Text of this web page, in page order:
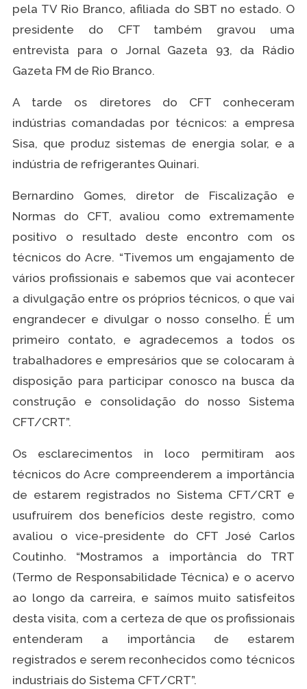
pela TV Rio Branco, afiliada do SBT no estado. O
presidente do CFT também gravou uma
entrevista para o Jornal Gazeta 93, da Rádio
Gazeta FM de Rio Branco.
A tarde os diretores do CFT conheceram
indústrias comandadas por técnicos: a empresa
Sisa, que produz sistemas de energia solar, e a
indústria de refrigerantes Quinari.
Bernardino Gomes, diretor de Fiscalização e
Normas do CFT, avaliou como extremamente
positivo o resultado deste encontro com os
técnicos do Acre. “Tivemos um engajamento de
vários profissionais e sabemos que vai acontecer
a divulgação entre os próprios técnicos, o que vai
engrandecer e divulgar o nosso conselho. É um
primeiro contato, e agradecemos a todos os
trabalhadores e empresários que se colocaram à
disposição para participar conosco na busca da
construção e consolidação do nosso Sistema
CFT/CRT”.
Os esclarecimentos in loco permitiram aos
técnicos do Acre compreenderem a importância
de estarem registrados no Sistema CFT/CRT e
usufruírem dos benefícios deste registro, como
avaliou o vice-presidente do CFT José Carlos
Coutinho. “Mostramos a importância do TRT
(Termo de Responsabilidade Técnica) e o acervo
ao longo da carreira, e saímos muito satisfeitos
desta visita, com a certeza de que os profissionais
entenderam a importância de estarem
registrados e serem reconhecidos como técnicos
industriais do Sistema CFT/CRT”.